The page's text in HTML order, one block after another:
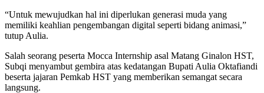
“Untuk mewujudkan hal ini diperlukan generasi muda yang
memiliki keahlian pengembangan digital seperti bidang animasi,”
tutup Aulia.
Salah seorang peserta Mocca Internship asal Matang Ginalon HST,
Subqi menyambut gembira atas kedatangan Bupati Aulia Oktafiandi
beserta jajaran Pemkab HST yang memberikan semangat secara
langsung.